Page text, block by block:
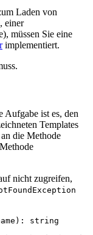
Laden von
einer
müssen Sie eine
implementiert.
Aufgabe ist es, den
Templates
die Methode
nicht zugreifen,
string